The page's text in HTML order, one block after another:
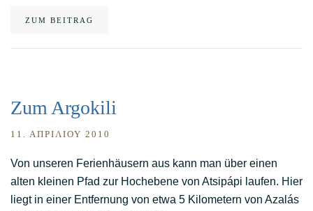
ZUM BEITRAG
Zum Argokili
11. ΑΠΡΙΛΊΟΥ 2010
Von unseren Ferienhäusern aus kann man über einen
alten kleinen Pfad zur Hochebene von Atsipápi laufen. Hier
liegt in einer Entfernung von etwa 5 Kilometern von Azalás